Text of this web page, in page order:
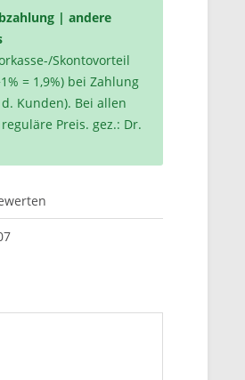
| andere
Skontovorteil
= 1,9%) bei Zahlung
Kunden). Bei allen
Preis. gez.: Dr.